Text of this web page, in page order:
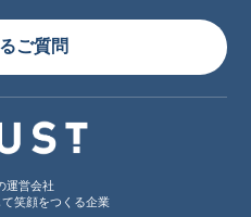
ご質問
運営会社
笑顔をつくる企業